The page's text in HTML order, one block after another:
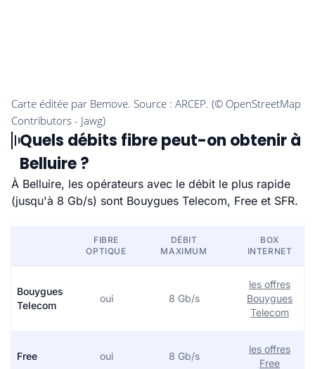
Quels débits fibre peut-on obtenir à
Belluire ?
À Belluire, les opérateurs avec le débit le plus rapide
(jusqu'à 8 Gb/s) sont Bouygues Telecom, Free et SFR.
FIBRE
OPTIQUE
DÉBIT
MAXIMUM
BOX
INTERNET
Bouygues
Telecom
oui 8 Gb/s
les offres
Bouygues
Telecom
Free oui 8 Gb/s
les offres
Free